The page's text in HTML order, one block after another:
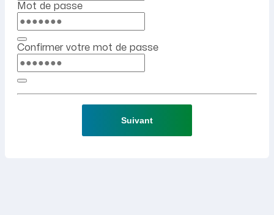
Mot de passe
Confirmer votre mot de passe
Suivant